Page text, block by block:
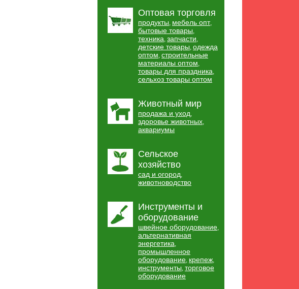
Оптовая торговля
продукты, мебель опт,
бытовые товары,
техника, запчасти,
детские товары, одежда
оптом, строительные
материалы оптом,
товары для праздника,
сельхоз товары оптом
Животный мир
продажа и уход,
здоровье животных,
аквариумы
Сельское
хозяйство
сад и огород,
животноводство
Инструменты и
оборудование
швейное оборудование,
альтернативная
энергетика,
промышленное
оборудование, крепеж,
инструменты, торговое
оборудование